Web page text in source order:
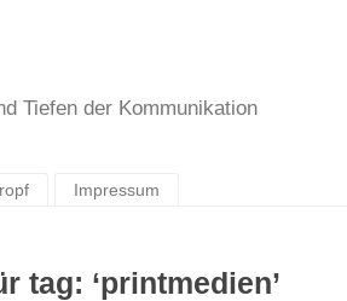
Tiefen der Kommunikation
Impressum
tag: ‘printmedien’